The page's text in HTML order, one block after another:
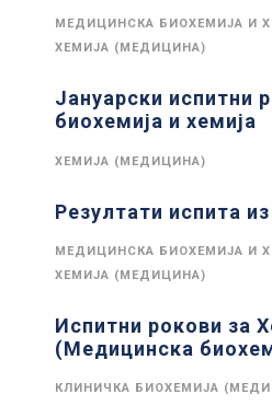
МЕДИЦИНСКА БИОХЕМИЈА И
ХЕМИЈА (МЕДИЦИНА)
Јануарски испитни
биохемија и хемија
ХЕМИЈА (МЕДИЦИНА)
Резултати испита
МЕДИЦИНСКА БИОХЕМИЈА И
ХЕМИЈА (МЕДИЦИНА)
Испитни рокови за
(Медицинска
КЛИНИЧКА БИОХЕМИЈА